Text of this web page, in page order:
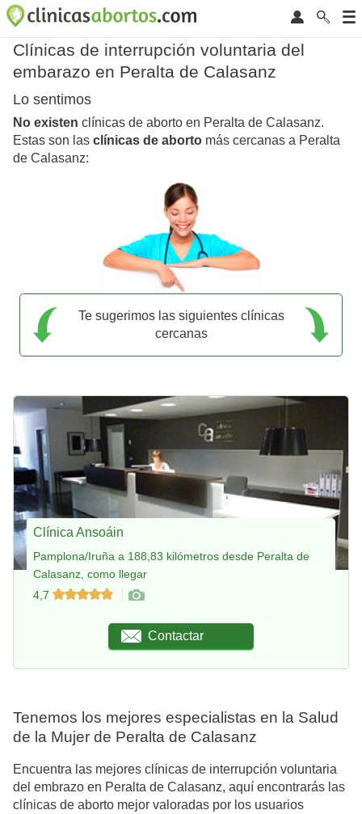
Clínicas de interrupción voluntaria del
embarazo en Peralta de Calasanz
Lo sentimos
No existen clínicas de aborto en Peralta de Calasanz.
Estas son las clínicas de aborto más cercanas a Peralta
de Calasanz:
Te sugerimos las siguientes clínicas
cercanas
Clínica Ansoáin
Pamplona/Iruña a 188,83 kilómetros desde Peralta de
Calasanz, como llegar
4,7
Contactar
Tenemos los mejores especialistas en la Salud
de la Mujer de Peralta de Calasanz
Encuentra las mejores clínicas de interrupción voluntaria
del embrazo en Peralta de Calasanz, aquí encontrarás las
clínicas de aborto mejor valoradas por los usuarios